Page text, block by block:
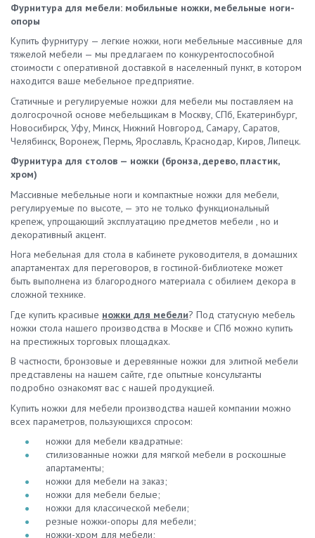
Фурнитура для мебели: мобильные ножки, мебельные ноги-
опоры
Купить фурнитуру — легкие ножки, ноги мебельные массивные для
тяжелой мебели — мы предлагаем по конкурентоспособной
стоимости с оперативной доставкой в населенный пункт, в котором
находится ваше мебельное предприятие.
Статичные и регулируемые ножки для мебели мы поставляем на
долгосрочной основе мебельщикам в Москву, СПб, Екатеринбург,
Новосибирск, Уфу, Минск, Нижний Новгород, Самару, Саратов,
Челябинск, Воронеж, Пермь, Ярославль, Краснодар, Киров, Липецк.
Фурнитура для столов — ножки (бронза, дерево, пластик,
хром)
Массивные мебельные ноги и компактные ножки для мебели,
регулируемые по высоте, — это не только функциональный
крепеж, упрощающий эксплуатацию предметов мебели , но и
декоративный акцент.
Нога мебельная для стола в кабинете руководителя, в домашних
апартаментах для переговоров, в гостиной-библиотеке может
быть выполнена из благородного материала с обилием декора в
сложной технике.
Где купить красивые ножки для мебели? Под статусную мебель
ножки стола нашего производства в Москве и СПб можно купить
на престижных торговых площадках.
В частности, бронзовые и деревянные ножки для элитной мебели
представлены на нашем сайте, где опытные консультанты
подробно ознакомят вас с нашей продукцией.
Купить ножки для мебели производства нашей компании можно
всех параметров, пользующихся спросом:
ножки для мебели квадратные:
стилизованные ножки для мягкой мебели в роскошные
апартаменты;
ножки для мебели на заказ;
ножки для мебели белые;
ножки для классической мебели;
резные ножки-опоры для мебели;
ножки-хром для мебели;